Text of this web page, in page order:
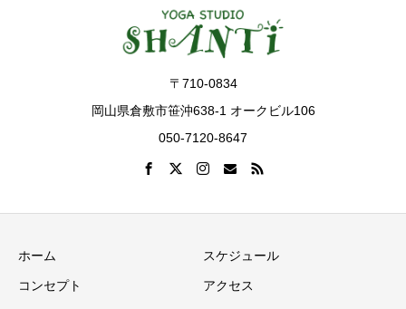
〒710-0834
岡山県倉敷市笹沖638-1 オークビル106
050-7120-8647
ホーム スケジュール
コンセプト アクセス